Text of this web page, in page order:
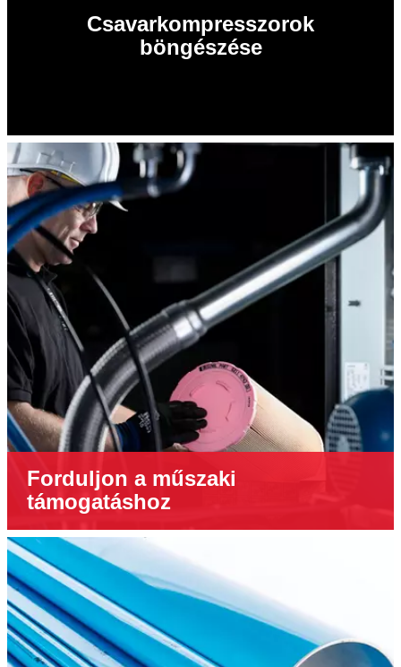
Csavarkompresszorok
böngészése
Forduljon a műszaki
támogatáshoz